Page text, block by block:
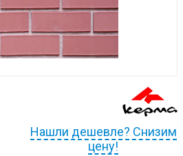
Нашли дешевле? Снизим
цену!